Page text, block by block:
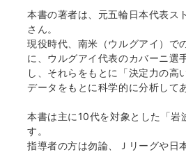
本書の著者は、元五輪日本代表ス
さん。
現役時代、南米（ウルグアイ）で
に、ウルグアイ代表のカバーニ選
し、それらをもとに「決定力の
データをもとに科学的に分析して
本書は主に10代を対象とした「岩
す。
指導者の方は勿論、Ｊリーグや日